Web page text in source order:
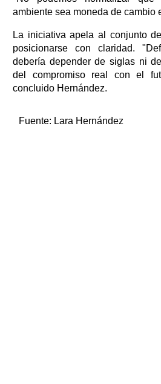
ambiente sea moneda de cambio
La iniciativa apela al conjunto
posicionarse con claridad.
debería depender de siglas ni
del compromiso real con el
concluido Hernández.
Fuente: Lara Hernández